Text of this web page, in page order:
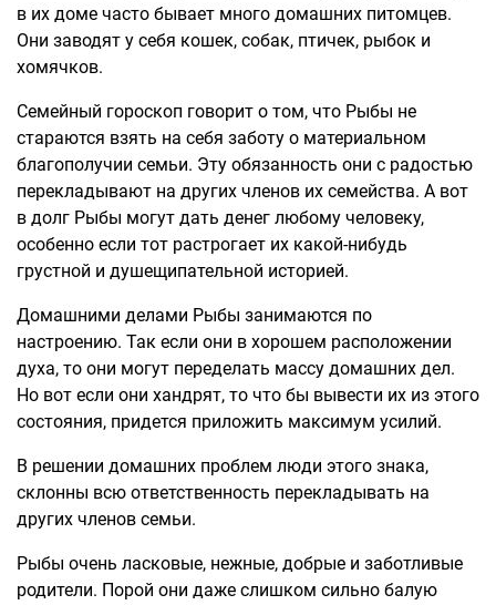
в их доме часто бывает много домашних питомцев.
Они заводят у себя кошек, собак, птичек, рыбок и
хомячков.
Семейный гороскоп говорит о том, что Рыбы не
стараются взять на себя заботу о материальном
благополучии семьи. Эту обязанность они с радостью
перекладывают на других членов их семейства. А вот
в долг Рыбы могут дать денег любому человеку,
особенно если тот растрогает их какой-нибудь
грустной и душещипательной историей.
Домашними делами Рыбы занимаются по
настроению. Так если они в хорошем расположении
духа, то они могут переделать массу домашних дел.
Но вот если они хандрят, то что бы вывести их из этого
состояния, придется приложить максимум усилий.
В решении домашних проблем люди этого знака,
склонны всю ответственность перекладывать на
других членов семьи.
Рыбы очень ласковые, нежные, добрые и заботливые
родители. Порой они даже слишком сильно балую